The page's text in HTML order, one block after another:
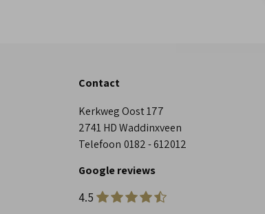
Contact
Kerkweg Oost 177
2741 HD Waddinxveen
Telefoon 0182 - 612012
Google reviews
4.5